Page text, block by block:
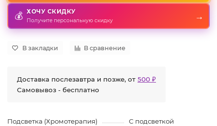
💰 ХОЧУ СКИДКУ
Получите персональную скидку →
В закладки В сравнение
Доставка послезавтра и позже, от 500 ₽
Самовывоз - бесплатно
Подсветка (Хромотерапия)
С подсветкой